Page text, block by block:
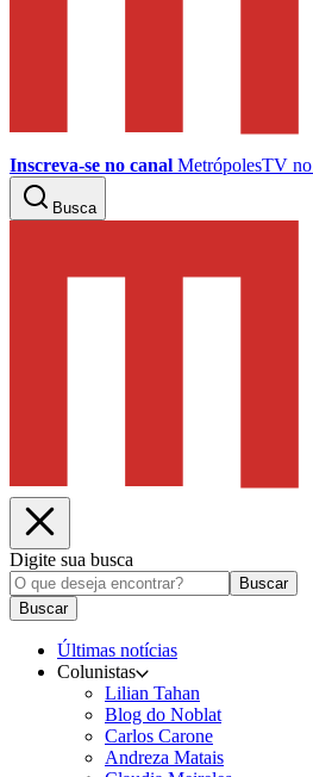
Inscreva-se no canal MetrópolesTV no
Busca
Digite sua busca
Buscar
Buscar
Últimas notícias
Colunistas
Lilian Tahan
Blog do Noblat
Carlos Carone
Andreza Matais